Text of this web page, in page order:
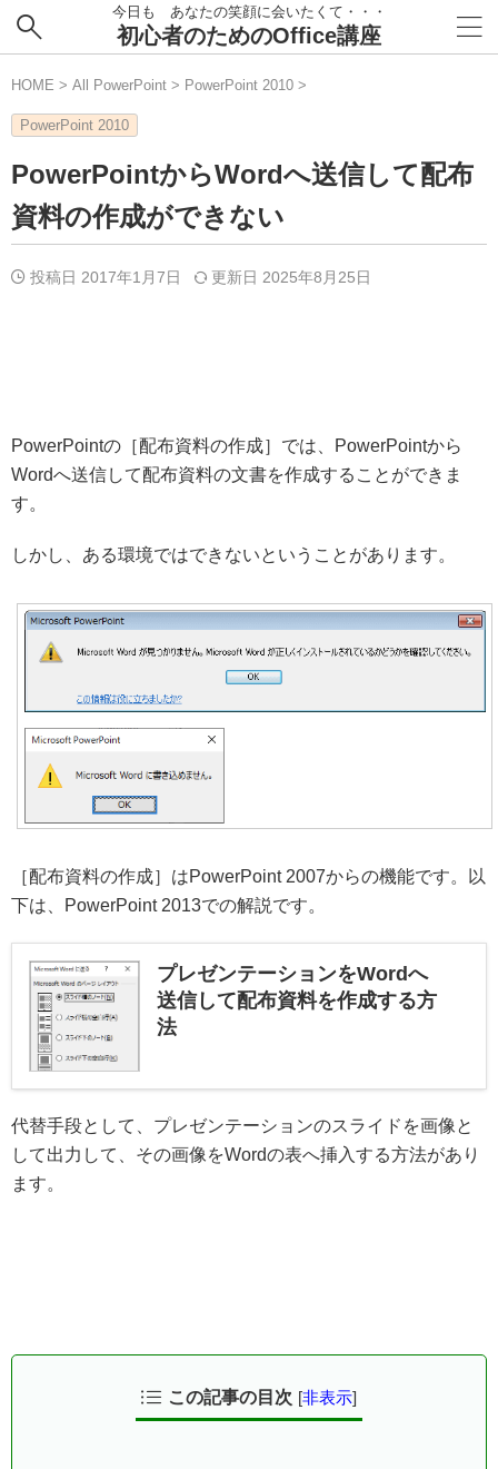
今日も あなたの笑顔に会いたくて・・・
初心者のためのOffice講座
HOME > All PowerPoint > PowerPoint 2010 >
PowerPoint 2010
PowerPointからWordへ送信して配布
資料の作成ができない
投稿日 2017年1月7日 更新日 2025年8月25日
PowerPointの［配布資料の作成］では、PowerPointから
Wordへ送信して配布資料の文書を作成することができま
す。
しかし、ある環境ではできないということがあります。
［配布資料の作成］はPowerPoint 2007からの機能です。以
下は、PowerPoint 2013での解説です。
プレゼンテーションをWordへ
送信して配布資料を作成する方
法
代替手段として、プレゼンテーションのスライドを画像と
して出力して、その画像をWordの表へ挿入する方法があり
ます。
この記事の目次 [非表示]